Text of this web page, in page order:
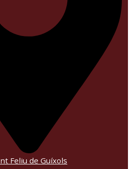
Feliu de Guíxols